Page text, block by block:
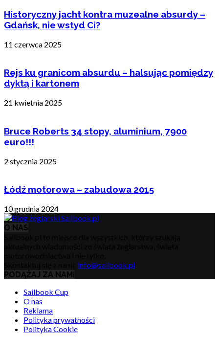
Historyczny jacht kontra muzealne absurdy –
Gdańsk, nie wstyd Ci?
11 czerwca 2025
Rejs ku granicom absurdu – halsując pomiędzy
dyktą i kartonem
21 kwietnia 2025
Bruce Roberts 34 stopy, aluminium, 7900
euro!!!
2 stycznia 2025
Łódź motorowa – zabudowa 2015
10 grudnia 2024
O NAS
info@sailbook.pl
PODĄŻAJ ZA NAMI
Sailbook Cup
O nas
Reklama
Polityka prywatności
Polityka Cookie